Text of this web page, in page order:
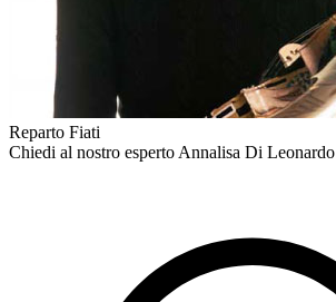
Reparto Fiati
Chiedi al nostro espertoAnnalisa Di Leonardo